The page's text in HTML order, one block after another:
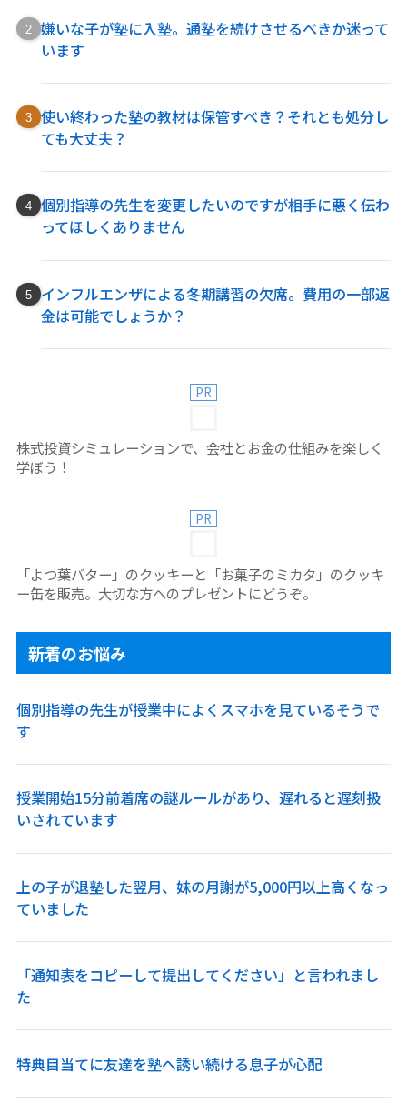
嫌いな子が塾に入塾。通塾を続けさせるべきか迷って
います
使い終わった塾の教材は保管すべき？それとも処分し
ても大丈夫？
個別指導の先生を変更したいのですが相手に悪く伝わ
ってほしくありません
インフルエンザによる冬期講習の欠席。費用の一部返
金は可能でしょうか？
PR
株式投資シミュレーションで、会社とお金の仕組みを楽しく
学ぼう！
PR
「よつ葉バター」のクッキーと「お菓子のミカタ」のクッキ
ー缶を販売。大切な方へのプレゼントにどうぞ。
新着のお悩み
個別指導の先生が授業中によくスマホを見ているそうで
す
授業開始15分前着席の謎ルールがあり、遅れると遅刻扱
いされています
上の子が退塾した翌月、妹の月謝が5,000円以上高くなっ
ていました
「通知表をコピーして提出してください」と言われまし
た
特典目当てに友達を塾へ誘い続ける息子が心配